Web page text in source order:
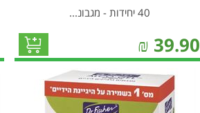
40 יחידות - מגבונ...
39.90
₪